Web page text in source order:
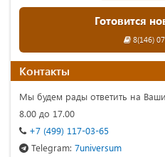
Готовится
8(146)
Контакты
Мы будем рады ответить на
8.00 до 17.00
+7 (499) 117-03-65
Telegram: 7universum